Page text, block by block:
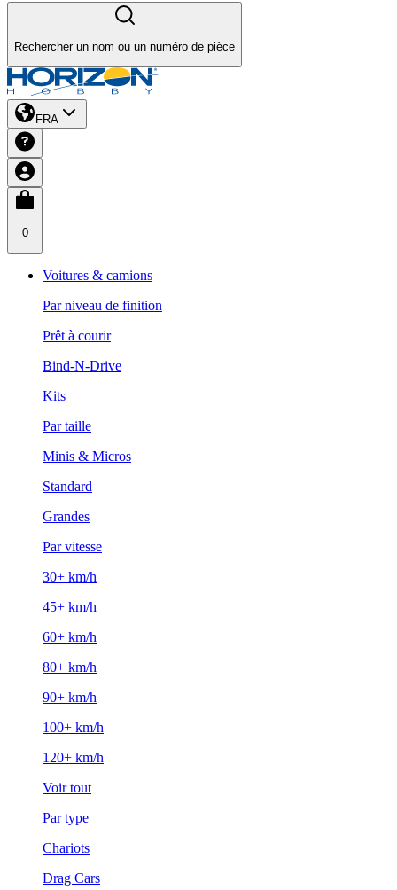
Rechercher un nom ou un numéro de pièce
FRA
0
Voitures & camions
Par niveau de finition
Prêt à courir
Bind-N-Drive
Kits
Par taille
Minis & Micros
Standard
Grandes
Par vitesse
30+ km/h
45+ km/h
60+ km/h
80+ km/h
90+ km/h
100+ km/h
120+ km/h
Voir tout
Par type
Chariots
Drag Cars